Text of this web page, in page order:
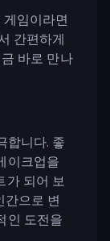
임이라면
간편하게
바로 만나
합니다. 좋
이크업을
가 되어 보
간으로 변
인 도전을